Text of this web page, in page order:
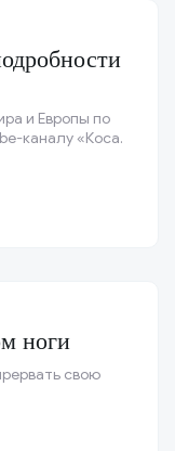
и Европы по
каналу «Коса.
ноги
свою